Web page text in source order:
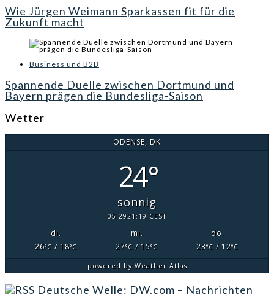
Wie Jürgen Weimann Sparkassen fit für die
Zukunft macht
Business und B2B
Spannende Duelle zwischen Dortmund und
Bayern prägen die Bundesliga-Saison
Wetter
ODENSE, DK
24°
sonnig
05:2921:19 CEST
di. mi.
do.
26°C / 18°C 27°C / 15°C 23°C / 12°C
powered by Weather Atlas
Deutsche Welle: DW.com – Nachrichten